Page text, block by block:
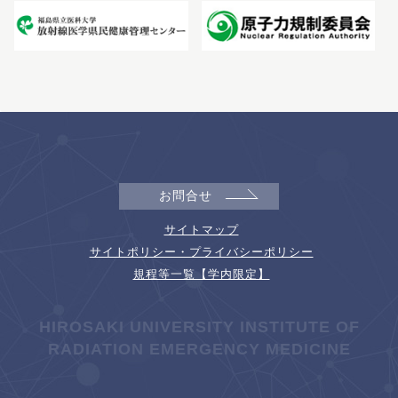
お問合せ
サイトマップ
サイトポリシー・プライバシーポリシー
規程等一覧【学内限定】
HIROSAKI UNIVERSITY INSTITUTE OF
RADIATION EMERGENCY MEDICINE